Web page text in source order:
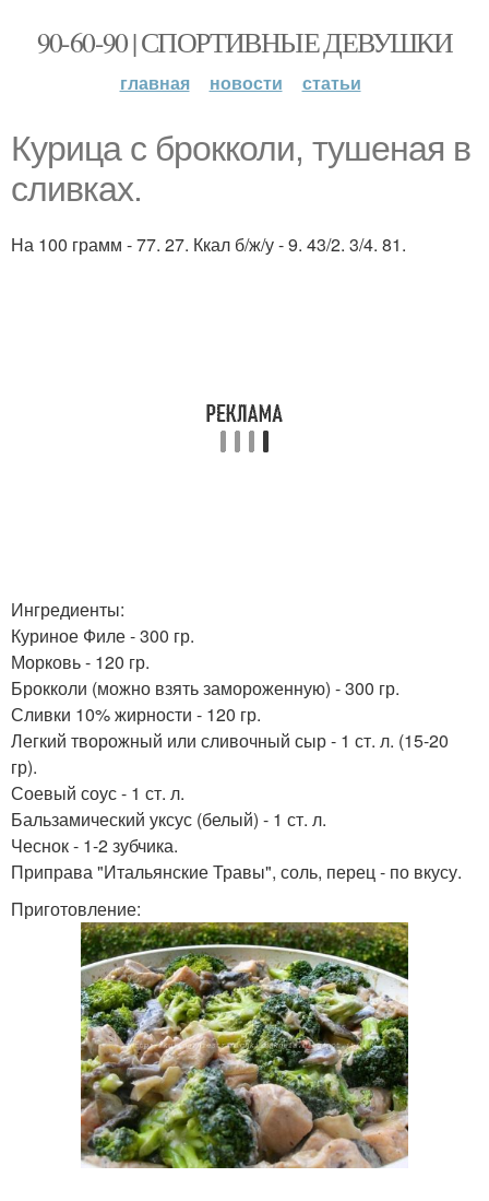
90-60-90 | СПОРТИВНЫЕ ДЕВУШКИ
главная новости статьи
Курица с брокколи, тушеная в
сливках.
На 100 грамм - 77. 27. Ккал б/ж/у - 9. 43/2. 3/4. 81.
Ингредиенты:
Куриное Филе - 300 гр.
Морковь - 120 гр.
Брокколи (можно взять замороженную) - 300 гр.
Сливки 10% жирности - 120 гр.
Легкий творожный или сливочный сыр - 1 ст. л. (15-20
гр).
Соевый соус - 1 ст. л.
Бальзамический уксус (белый) - 1 ст. л.
Чеснок - 1-2 зубчика.
Приправа "Итальянские Травы", соль, перец - по вкусу.
Приготовление: